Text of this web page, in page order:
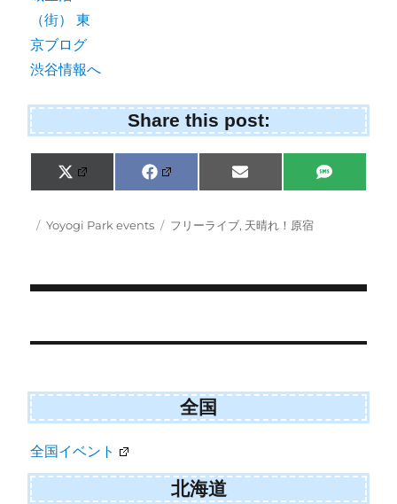
Share this post:
Share
on
X
(
w
i
r
Share
on
F
a
e
Share
on
E
m
i
l
Share
on
S
M
Posted
Categories
Yoyogi Park events Tags
フリーライブ, 天晴れ！原宿
navigation
全国
全国イベント
北海道